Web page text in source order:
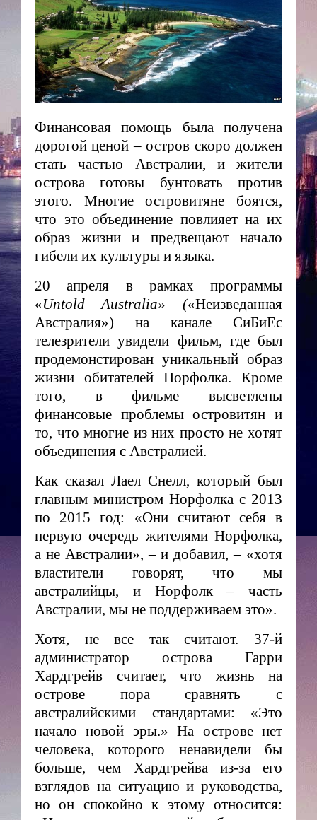
Финансовая помощь была получена
дорогой ценой – остров скоро должен
стать частью Австралии, и жители
острова готовы бунтовать против
этого. Многие островитяне боятся,
что это объединение повлияет на их
образ жизни и предвещают начало
гибели их культуры и языка.
20 апреля в рамках программы
«Untold Australia» («Неизведанная
Австралия») на канале СиБиЕс
телезрители увидели фильм, где был
продемонстирован уникальный образ
жизни обитателей Норфолка. Кроме
того, в фильме высветлены
финансовые проблемы островитян и
то, что многие из них просто не хотят
объединения с Австралией.
Как сказал Лаел Снелл, который был
главным министром Норфолка с 2013
по 2015 год: «Они считают себя в
первую очередь жителями Норфолка,
а не Австралии», – и добавил, – «хотя
властители говорят, что мы
австралийцы, и Норфолк – часть
Австралии, мы не поддерживаем это».
Хотя, не все так считают. 37-й
администратор острова Гарри
Хардгрейв считает, что жизнь на
острове пора сравнять с
австралийскими стандартами: «Это
начало новой эры.» На острове нет
человека, которого ненавидели бы
больше, чем Хардгрейва из-за его
взглядов на ситуацию и руководства,
но он спокойно к этому относится: